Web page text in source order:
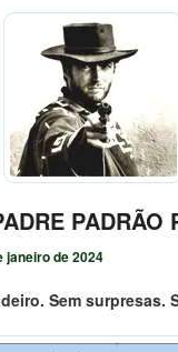
PADRÃO
janeiro de 2024
Sem surpresas.